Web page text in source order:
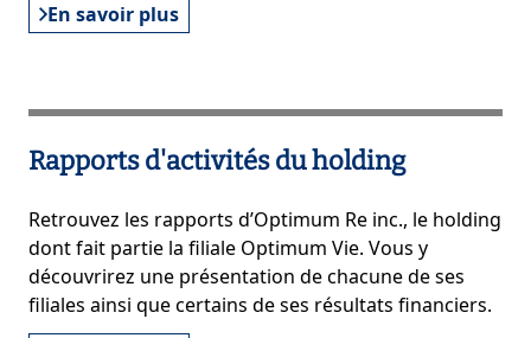
En savoir plus
Rapports d'activités du holding
Retrouvez les rapports d’Optimum Re inc., le holding
dont fait partie la filiale Optimum Vie. Vous y
découvrirez une présentation de chacune de ses
filiales ainsi que certains de ses résultats financiers.